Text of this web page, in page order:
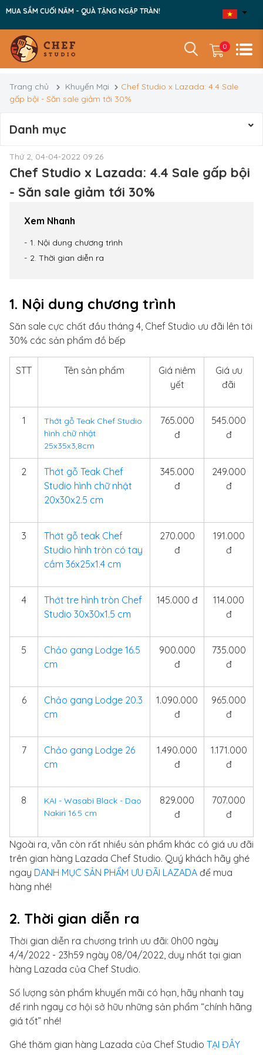
MUA SẮM CUỐI NĂM - QUÀ TẶNG NGẬP TRÀN!
0
Trang chủ Khuyến Mại
Chef Studio x Lazada: 4.4 Sale
gấp bội - Săn sale giảm tới 30%
Danh mục
Thứ 2, 04-04-2022 09:26
Chef Studio x Lazada: 4.4 Sale gấp bội
- Săn sale giảm tới 30%
Xem Nhanh
1. Nội dung chương trình
2. Thời gian diễn ra
1. Nội dung chương trình
Săn sale cực chất đầu tháng 4, Chef Studio ưu đãi lên tới
30% các sản phẩm đồ bếp
STT Tên sản phẩm
Giá niêm
yết
Giá ưu
đãi
1
Thớt gỗ Teak Chef Studio
hình chữ nhật
25x35x3,8cm
765.000
đ
545.000
đ
2
Thớt gỗ Teak Chef
Studio hình chữ nhật
20x30x2.5 cm
345.000
đ
249.000
đ
3
Thớt gỗ teak Chef
Studio hình tròn có tay
cầm 36x25x1.4 cm
270.000
đ
191.000
đ
4
Thớt tre hình tròn Chef
Studio 30x30x1.5 cm
145.000 đ
114.000
đ
5
Chảo gang Lodge 16.5
cm
900.000
đ
735.000
đ
6
Chảo gang Lodge 20.3
cm
1.090.000
đ
965.000
đ
7
Chảo gang Lodge 26
cm
1.490.000
đ
1.171.000
đ
8
KAI - Wasabi Black - Dao
Nakiri 16.5 cm
829.000
đ
707.000
đ
Ngoài ra, vẫn còn rất nhiều sản phẩm khác có giá ưu đãi
trên gian hàng Lazada Chef Studio. Quý khách hãy ghé
ngay DANH MỤC SẢN PHẨM ƯU ĐÃI LAZADA để mua
hàng nhé!
2. Thời gian diễn ra
Thời gian diễn ra chương trình ưu đãi: 0h00 ngày
4/4/2022 - 23h59 ngày 08/04/2022, duy nhất tại gian
hàng Lazada của Chef Studio.
Số lượng sản phẩm khuyến mãi có hạn, hãy nhanh tay
để rinh ngay cơ hội sở hữu những sản phẩm “chính hãng
giá tốt” nhé!
Ghé thăm gian hàng Lazada của Chef Studio TẠI ĐÂY